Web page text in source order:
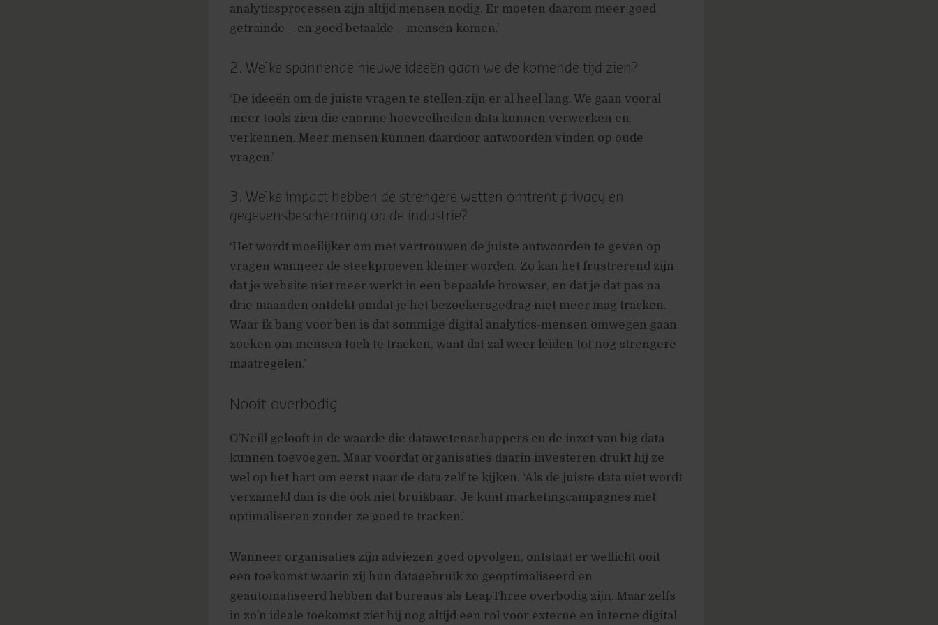
analyticsprocessen zijn altijd mensen nodig. Er moeten daarom meer goed
getrainde – en goed betaalde – mensen komen.’
2. Welke spannende nieuwe ideeën gaan we de komende tijd zien?
‘De ideeën om de juiste vragen te stellen zijn er al heel lang. We gaan vooral
meer tools zien die enorme hoeveelheden data kunnen verwerken en
verkennen. Meer mensen kunnen daardoor antwoorden vinden op oude
vragen.’
3. Welke impact hebben de strengere wetten omtrent privacy en
gegevensbescherming op de industrie?
‘Het wordt moeilijker om met vertrouwen de juiste antwoorden te geven op
vragen wanneer de steekproeven kleiner worden. Zo kan het frustrerend zijn
dat je website niet meer werkt in een bepaalde browser, en dat je dat pas na
drie maanden ontdekt omdat je het bezoekersgedrag niet meer mag tracken.
Waar ik bang voor ben is dat sommige digital analytics-mensen omwegen gaan
zoeken om mensen toch te tracken, want dat zal weer leiden tot nog strengere
maatregelen.’
Nooit overbodig
O’Neill gelooft in de waarde die datawetenschappers en de inzet van big data
kunnen toevoegen. Maar voordat organisaties daarin investeren drukt hij ze
wel op het hart om eerst naar de data zelf te kijken. ‘Als de juiste data niet wordt
verzameld dan is die ook niet bruikbaar. Je kunt marketingcampagnes niet
optimaliseren zonder ze goed te tracken.’
Wanneer organisaties zijn adviezen goed opvolgen, ontstaat er wellicht ooit
een toekomst waarin zij hun datagebruik zo geoptimaliseerd en
geautomatiseerd hebben dat bureaus als LeapThree overbodig zijn. Maar zelfs
in zo’n ideale toekomst ziet hij nog altijd een rol voor externe en interne digital